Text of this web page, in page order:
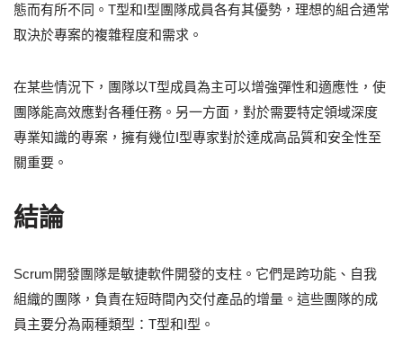
態而有所不同。T型和I型團隊成員各有其優勢，理想的組合通常
取決於專案的複雜程度和需求。
在某些情況下，團隊以T型成員為主可以增強彈性和適應性，使
團隊能高效應對各種任務。另一方面，對於需要特定領域深度
專業知識的專案，擁有幾位I型專家對於達成高品質和安全性至
關重要。
結論
Scrum開發團隊是敏捷軟件開發的支柱。它們是跨功能、自我
組織的團隊，負責在短時間內交付產品的增量。這些團隊的成
員主要分為兩種類型：T型和I型。